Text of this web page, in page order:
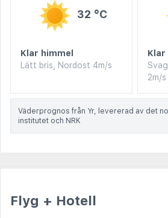
32 °C
Klar himmel
Lätt bris, Nordost 4m/s
Klar
2m/s
Väderprognos från Yr, levererad av det
institutet och NRK
Flyg + Hotell